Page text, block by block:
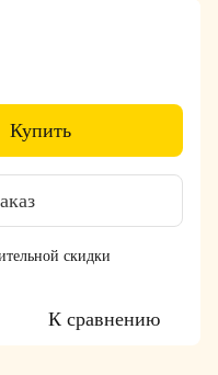
Купить
скидки
К сравнению